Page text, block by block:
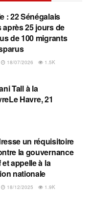
: 22 Sénégalais
25 jours de
de 100 migrants
18/07/2026 1.5K
Tall à la
Havre, 21
un réquisitoire
la gouvernance
appelle à la
nationale
18/12/2025 1.9K